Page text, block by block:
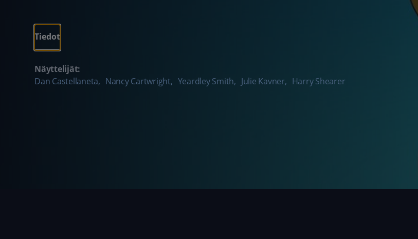
Tiedot
Näyttelijät:
Dan Castellaneta, Nancy Cartwright, Yeardley Smith, Julie Kavner, Harry Shearer